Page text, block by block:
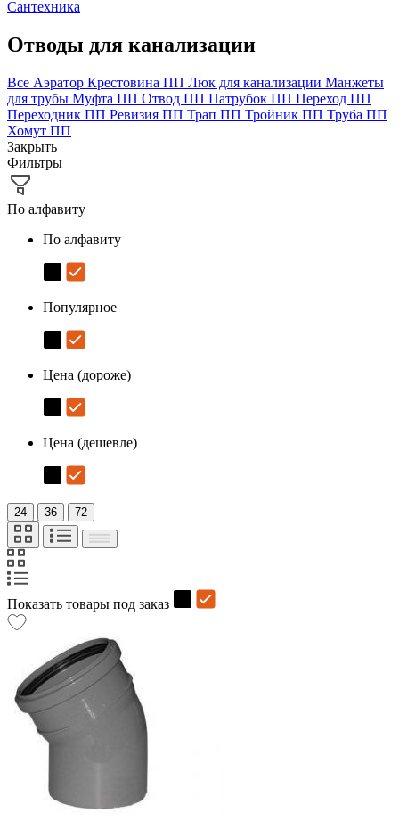
Сантехника
Отводы для канализации
Все Аэратор Крестовина ПП Люк для канализации Манжеты
для трубы Муфта ПП Отвод ПП Патрубок ПП Переход ПП
Переходник ПП Ревизия ПП Трап ПП Тройник ПП Труба ПП
Хомут ПП
Закрыть
Фильтры
По алфавиту
По алфавиту
Популярное
Цена (дороже)
Цена (дешевле)
24 36 72
Показать товары под заказ